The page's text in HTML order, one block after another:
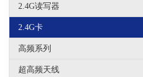
2.4G读写器
2.4G卡
高频系列
超高频天线